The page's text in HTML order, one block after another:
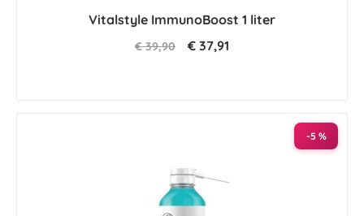
rating
Vitalstyle ImmunoBoost 1 liter
€ 39,90 € 37,91
-5 %